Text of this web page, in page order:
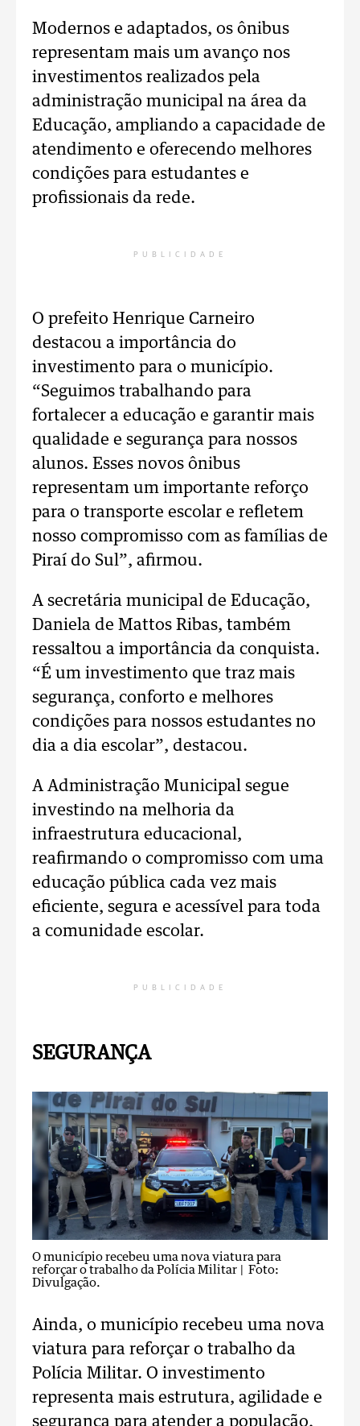
Modernos e adaptados, os ônibus
representam mais um avanço nos
investimentos realizados pela
administração municipal na área da
Educação, ampliando a capacidade de
atendimento e oferecendo melhores
condições para estudantes e
profissionais da rede.
PUBLICIDADE
O prefeito Henrique Carneiro
destacou a importância do
investimento para o município.
“Seguimos trabalhando para
fortalecer a educação e garantir mais
qualidade e segurança para nossos
alunos. Esses novos ônibus
representam um importante reforço
para o transporte escolar e refletem
nosso compromisso com as famílias de
Piraí do Sul”, afirmou.
A secretária municipal de Educação,
Daniela de Mattos Ribas, também
ressaltou a importância da conquista.
“É um investimento que traz mais
segurança, conforto e melhores
condições para nossos estudantes no
dia a dia escolar”, destacou.
A Administração Municipal segue
investindo na melhoria da
infraestrutura educacional,
reafirmando o compromisso com uma
educação pública cada vez mais
eficiente, segura e acessível para toda
a comunidade escolar.
PUBLICIDADE
SEGURANÇA
O município recebeu uma nova viatura para
reforçar o trabalho da Polícia Militar
| Foto:
Divulgação.
Ainda, o município recebeu uma nova
viatura para reforçar o trabalho da
Polícia Militar. O investimento
representa mais estrutura, agilidade e
segurança para atender a população,